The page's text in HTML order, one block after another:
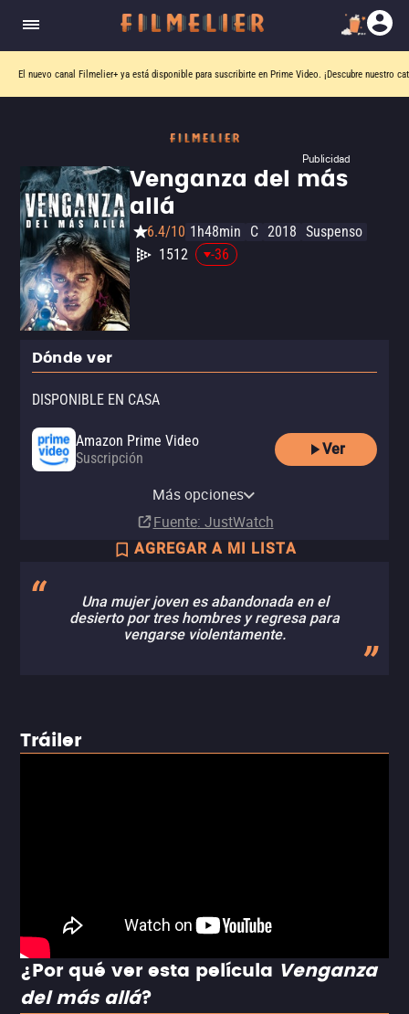
El nuevo canal Filmelier+ ya está disponible para suscribirte en Prime Video. ¡Descubre nuestro
Publicidad
Venganza del más
allá
6.4/10 1h48min C 2018 Suspenso
1512
-36
Dónde ver
DISPONIBLE EN CASA
Amazon Prime Video
Suscripción
Ver
Amazon Video
Apple TV Store
Más opciones
Fuente: JustWatch
AGREGAR A MI LISTA
Una mujer joven es abandonada en el
desierto por tres hombres y regresa para
vengarse violentamente.
Tráiler
¿Por qué ver esta película Venganza
del más allá?